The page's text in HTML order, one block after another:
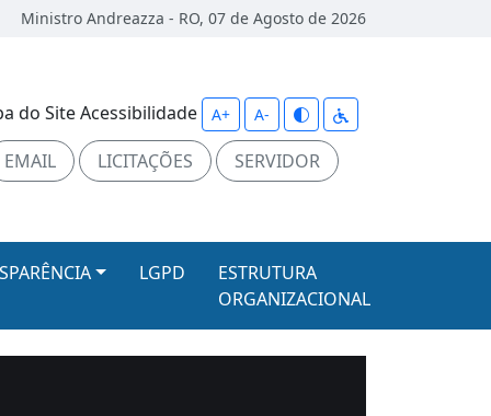
Ministro Andreazza - RO, 07 de Agosto de 2026
do SiteAcessibilidade A+ A-
EMAIL LICITAÇÕES SERVIDOR
LGPD
ESTRUTURA
ORGANIZACIONAL